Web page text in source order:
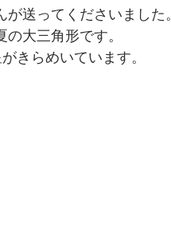
送ってくださいました。
大三角形です。
きらめいています。